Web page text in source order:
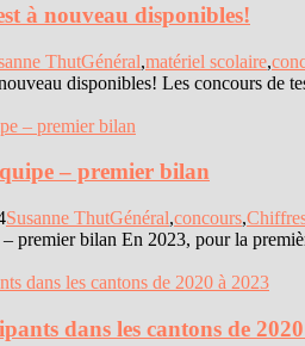
à nouveau disponibles!
ThutGénéral,matériel scolaire,
disponibles! Les concours de
– premier bilan
Susanne ThutGénéral,concours,
premier bilan En 2023, pour la
dans les cantons de